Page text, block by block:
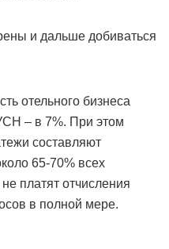
и дальше добиваться
отельного бизнеса
– в 7%. При этом
составляют
65-70% всех
платят отчисления
в полной мере.